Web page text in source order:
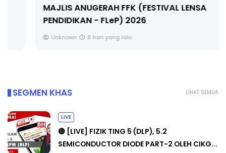
MAJLIS ANUGERAH FFK (FESTIVAL LENSA
PENDIDIKAN - FLeP) 2026
Unknown 8 hari yang lalu
LIHAT SEMUA
SEGMEN KHAS
LIVE
🔴 [LIVE] FIZIK TING 5 (DLP), 5.2
SEMICONDUCTOR DIODE PART-2 OLEH CIKG...